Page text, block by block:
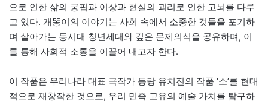
으로 인한 삶의 궁핍과 이상과 현실의 괴리로 인한 고뇌를 다루
고 있다. 개똥이의 이야기는 사회 속에서 소중한 것들을 포기하
며 살아가는 동시대 청년세대와 깊은 문제의식을 공유하며, 이
를 통해 사회적 소통을 이끌어 내고자 한다.
이 작품은 우리나라 대표 극작가 동랑 유치진의 작품 ‘소’를 현대
적으로 재창작한 것으로, 우리 민족 고유의 예술 가치를 탐구하